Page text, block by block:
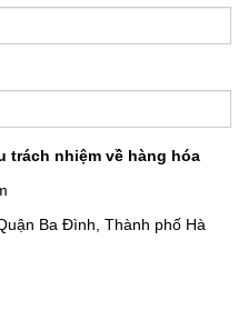
trách nhiệm về hàng hóa
Ba Đình, Thành phố Hà